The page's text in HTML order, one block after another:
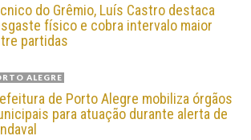
do Grêmio, Luís Castro destaca
físico e cobra intervalo maior
partidas
ALEGRE
de Porto Alegre mobiliza órgãos
para atuação durante alerta de